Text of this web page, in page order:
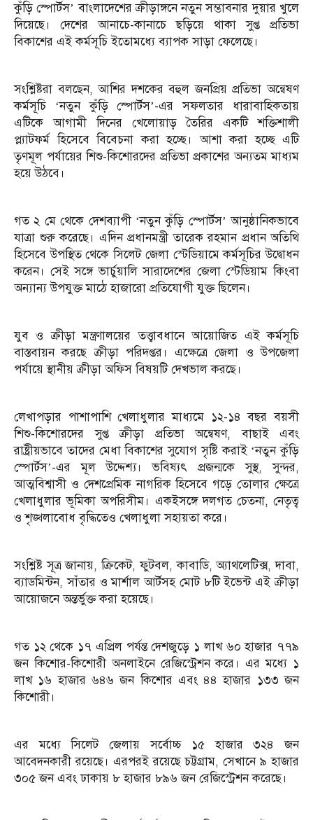
কুঁড়ি স্পোর্টস’ বাংলাদেশের ক্রীড়াঙ্গনে নতুন সম্ভাবনার দুয়ার খুলে
দিয়েছে। দেশের আনাচে-কানাচে ছড়িয়ে থাকা সুপ্ত প্রতিভা
বিকাশের এই কর্মসূচি ইতোমধ্যে ব্যাপক সাড়া ফেলেছে।
সংশ্লিষ্টরা বলছেন, আশির দশকের বহুল জনপ্রিয় প্রতিভা অন্বেষণ
কর্মসূচি ‘নতুন কুঁড়ি স্পোর্টস’-এর সফলতার ধারাবাহিকতায়
এটিকে আগামী দিনের খেলোয়াড় তৈরির একটি শক্তিশালী
প্ল্যাটফর্ম হিসেবে বিবেচনা করা হচ্ছে। আশা করা হচ্ছে এটি
তৃণমূল পর্যায়ের শিশু-কিশোরদের প্রতিভা প্রকাশের অন্যতম মাধ্যম
হয়ে উঠবে।
গত ২ মে থেকে দেশব্যাপী ‘নতুন কুঁড়ি স্পোর্টস’ আনুষ্ঠানিকভাবে
যাত্রা শুরু করেছে। এদিন প্রধানমন্ত্রী তারেক রহমান প্রধান অতিথি
হিসেবে উপস্থিত থেকে সিলেট জেলা স্টেডিয়ামে কর্মসূচির উদ্বোধন
করেন। সেই সঙ্গে ভার্চুয়ালি সারাদেশের জেলা স্টেডিয়াম কিংবা
অন্যান্য উপযুক্ত মাঠে হাজারো প্রতিযোগী যুক্ত ছিলেন।
যুব ও ক্রীড়া মন্ত্রণালয়ের তত্ত্বাবধানে আয়োজিত এই কর্মসূচি
বাস্তবায়ন করছে ক্রীড়া পরিদপ্তর। এক্ষেত্রে জেলা ও উপজেলা
পর্যায়ে স্থানীয় ক্রীড়া অফিস বিষয়টি দেখভাল করছে।
লেখাপড়ার পাশাপাশি খেলাধুলার মাধ্যমে ১২-১৪ বছর বয়সী
শিশু-কিশোরদের সুপ্ত ক্রীড়া প্রতিভা অন্বেষণ, বাছাই এবং
রাষ্ট্রীয়ভাবে তাদের মেধা বিকাশের সুযোগ সৃষ্টি করাই ‘নতুন কুঁড়ি
স্পোর্টস’-এর মূল উদ্দেশ্য। ভবিষ্যৎ প্রজন্মকে সুস্থ, সুন্দর,
আত্মবিশ্বাসী ও দেশপ্রেমিক নাগরিক হিসেবে গড়ে তোলার ক্ষেত্রে
খেলাধুলার ভূমিকা অপরিসীম। একইসঙ্গে দলগত চেতনা, নেতৃত্ব
ও শৃঙ্খলাবোধ বৃদ্ধিতেও খেলাধুলা সহায়তা করে।
সংশ্লিষ্ট সূত্র জানায়, ক্রিকেট, ফুটবল, কাবাডি, অ্যাথলেটিক্স, দাবা,
ব্যাডমিন্টন, সাঁতার ও মার্শাল আর্টসহ মোট ৮টি ইভেন্ট এই ক্রীড়া
আয়োজনে অন্তর্ভুক্ত করা হয়েছে।
গত ১২ থেকে ১৭ এপ্রিল পর্যন্ত দেশজুড়ে ১ লাখ ৬০ হাজার ৭৭৯
জন কিশোর-কিশোরী অনলাইনে রেজিস্ট্রেশন করে। এর মধ্যে ১
লাখ ১৬ হাজার ৬৪৬ জন কিশোর এবং ৪৪ হাজার ১৩৩ জন
কিশোরী।
এর মধ্যে সিলেট জেলায় সর্বোচ্চ ১৫ হাজার ৩২৪ জন
আবেদনকারী রয়েছে। এরপরই রয়েছে চট্টগ্রাম, সেখানে ৯ হাজার
৩০৫ জন এবং ঢাকায় ৮ হাজার ৮৯৬ জন রেজিস্ট্রেশন করেছে।